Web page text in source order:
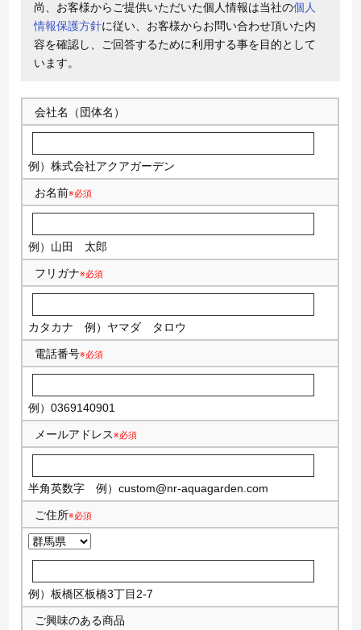
尚、お客様からご提供いただいた個人情報は当社の個人
情報保護方針に従い、お客様からお問い合わせ頂いた内
容を確認し、ご回答するために利用する事を目的として
います。
会社名（団体名）
例）株式会社アクアガーデン
お名前※必須
例）山田 太郎
フリガナ※必須
カタカナ 例）ヤマダ タロウ
電話番号※必須
例）0369140901
メールアドレス※必須
半角英数字 例）custom@nr-aquagarden.com
ご住所※必須
例）板橋区板橋3丁目2-7
ご興味のある商品